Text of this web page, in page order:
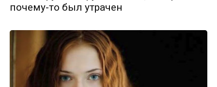
почему-то был утрачен